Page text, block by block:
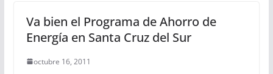
Va bien el Programa de Ahorro de
Energía en Santa Cruz del Sur
octubre 16, 2011